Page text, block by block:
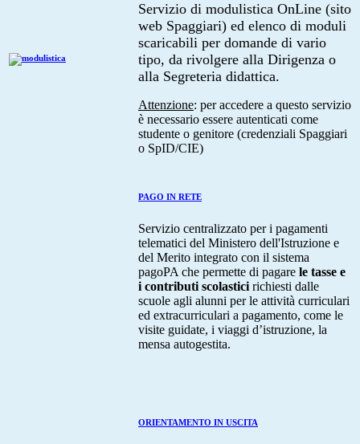
Servizio di modulistica OnLine (sito
web Spaggiari) ed elenco di moduli
scaricabili per domande di vario
tipo, da rivolgere alla Dirigenza o
alla Segreteria didattica.
Attenzione: per accedere a questo servizio
è necessario essere autenticati come
studente o genitore (credenziali Spaggiari
o SpID/CIE)
PAGO IN RETE
Servizio centralizzato per i pagamenti
telematici del Ministero dell'Istruzione e
del Merito integrato con il sistema
pagoPA che permette di pagare le tasse e
i contributi scolastici richiesti dalle
scuole agli alunni per le attività curriculari
ed extracurriculari a pagamento, come le
visite guidate, i viaggi d’istruzione, la
mensa autogestita.
ORIENTAMENTO IN USCITA